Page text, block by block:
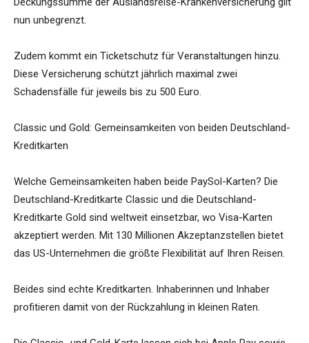
nun unbegrenzt.
Zudem kommt ein Ticketschutz für Veranstaltungen hinzu.
Diese Versicherung schützt jährlich maximal zwei
Schadensfälle für jeweils bis zu 500 Euro.
Classic und Gold: Gemeinsamkeiten von beiden Deutschland-
Kreditkarten
Welche Gemeinsamkeiten haben beide PaySol-Karten? Die
Deutschland-Kreditkarte Classic und die Deutschland-
Kreditkarte Gold sind weltweit einsetzbar, wo Visa-Karten
akzeptiert werden. Mit 130 Millionen Akzeptanzstellen bietet
das US-Unternehmen die größte Flexibilität auf Ihren Reisen.
Beides sind echte Kreditkarten. Inhaberinnen und Inhaber
profitieren damit von der Rückzahlung in kleinen Raten.